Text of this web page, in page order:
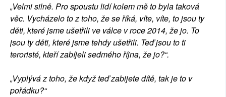
„Velmi silně. Pro spoustu lidí kolem mě to byla taková
věc. Vycházelo to z toho, že se říká, víte, víte, to jsou ty
děti, které jsme ušetřili ve válce v roce 2014, že jo. To
jsou ty děti, které jsme tehdy ušetřili. Teď jsou to ti
teroristé, kteří zabíjeli sedmého října, že jo?“.
„Vyplývá z toho, že když teď zabijete dítě, tak je to v
pořádku?“